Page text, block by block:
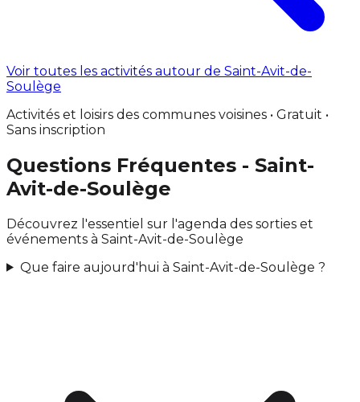
Voir toutes les activités autour de Saint-Avit-de-
Soulège
Activités et loisirs des communes voisines • Gratuit •
Sans inscription
Questions Fréquentes - Saint-
Avit-de-Soulège
Découvrez l'essentiel sur l'agenda des sorties et
événements à Saint-Avit-de-Soulège
Que faire aujourd'hui à Saint-Avit-de-Soulège ?